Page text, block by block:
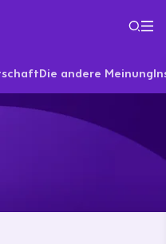
Die andere Meinung